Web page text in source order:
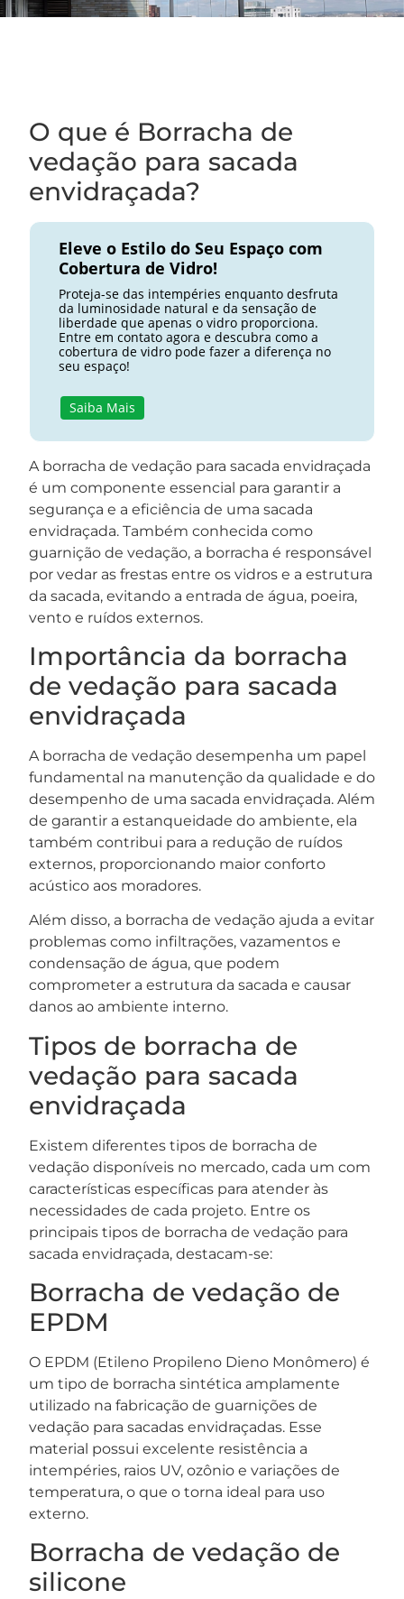
O que é Borracha de
vedação para sacada
envidraçada?
Eleve o Estilo do Seu Espaço com
Cobertura de Vidro!
Proteja-se das intempéries enquanto desfruta
da luminosidade natural e da sensação de
liberdade que apenas o vidro proporciona.
Entre em contato agora e descubra como a
cobertura de vidro pode fazer a diferença no
seu espaço!
Saiba Mais
A borracha de vedação para sacada envidraçada
é um componente essencial para garantir a
segurança e a eficiência de uma sacada
envidraçada. Também conhecida como
guarnição de vedação, a borracha é responsável
por vedar as frestas entre os vidros e a estrutura
da sacada, evitando a entrada de água, poeira,
vento e ruídos externos.
Importância da borracha
de vedação para sacada
envidraçada
A borracha de vedação desempenha um papel
fundamental na manutenção da qualidade e do
desempenho de uma sacada envidraçada. Além
de garantir a estanqueidade do ambiente, ela
também contribui para a redução de ruídos
externos, proporcionando maior conforto
acústico aos moradores.
Além disso, a borracha de vedação ajuda a evitar
problemas como infiltrações, vazamentos e
condensação de água, que podem
comprometer a estrutura da sacada e causar
danos ao ambiente interno.
Tipos de borracha de
vedação para sacada
envidraçada
Existem diferentes tipos de borracha de
vedação disponíveis no mercado, cada um com
características específicas para atender às
necessidades de cada projeto. Entre os
principais tipos de borracha de vedação para
sacada envidraçada, destacam-se:
Borracha de vedação de
EPDM
O EPDM (Etileno Propileno Dieno Monômero) é
um tipo de borracha sintética amplamente
utilizado na fabricação de guarnições de
vedação para sacadas envidraçadas. Esse
material possui excelente resistência a
intempéries, raios UV, ozônio e variações de
temperatura, o que o torna ideal para uso
externo.
Borracha de vedação de
silicone